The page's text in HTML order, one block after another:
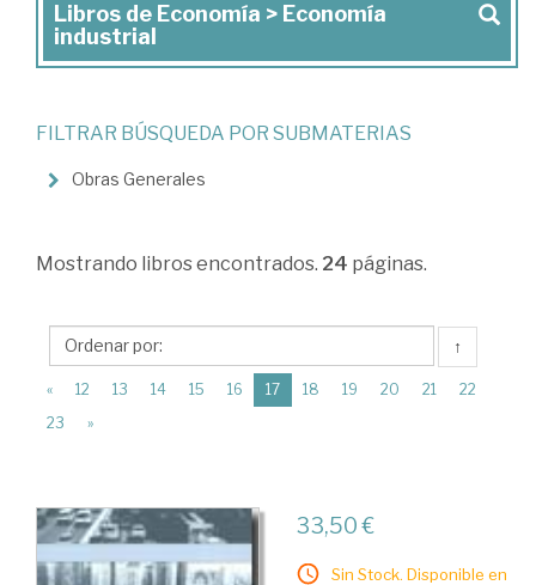
Libros
de
>
Economía
Libros de Economía > Economía
industrial
FILTRAR BÚSQUEDA POR SUBMATERIAS
Obras Generales
Mostrando libros encontrados. 24 páginas.
↑
« 12 13 14 15 16 17(current)
18 19 20 21
22
23
»
33,50 €
Sin Stock. Disponible en